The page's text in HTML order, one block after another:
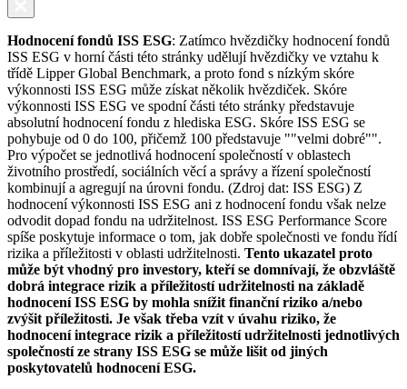
Hodnocení fondů ISS ESG: Zatímco hvězdičky hodnocení fondů
ISS ESG v horní části této stránky udělují hvězdičky ve vztahu k
třídě Lipper Global Benchmark, a proto fond s nízkým skóre
výkonnosti ISS ESG může získat několik hvězdiček. Skóre
výkonnosti ISS ESG ve spodní části této stránky představuje
absolutní hodnocení fondu z hlediska ESG. Skóre ISS ESG se
pohybuje od 0 do 100, přičemž 100 představuje ""velmi dobré"".
Pro výpočet se jednotlivá hodnocení společností v oblastech
životního prostředí, sociálních věcí a správy a řízení společností
kombinují a agregují na úrovni fondu. (Zdroj dat: ISS ESG) Z
hodnocení výkonnosti ISS ESG ani z hodnocení fondu však nelze
odvodit dopad fondu na udržitelnost. ISS ESG Performance Score
spíše poskytuje informace o tom, jak dobře společnosti ve fondu řídí
rizika a příležitosti v oblasti udržitelnosti. Tento ukazatel proto
může být vhodný pro investory, kteří se domnívají, že obzvláště
dobrá integrace rizik a příležitostí udržitelnosti na základě
hodnocení ISS ESG by mohla snížit finanční riziko a/nebo
zvýšit příležitosti. Je však třeba vzít v úvahu riziko, že
hodnocení integrace rizik a příležitostí udržitelnosti jednotlivých
společností ze strany ISS ESG se může lišit od jiných
poskytovatelů hodnocení ESG.